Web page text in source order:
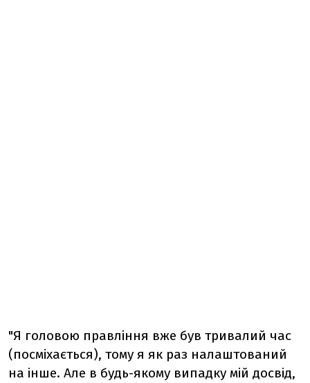
"Я головою правління вже був тривалий час
(посміхається), тому я як раз налаштований
на інше. Але в будь-якому випадку мій досвід,